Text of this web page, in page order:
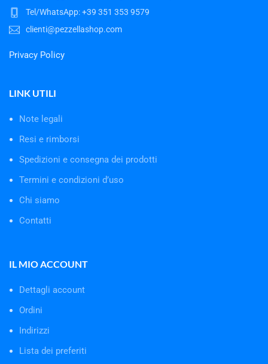
Tel/WhatsApp: +39 351 353 9579
clienti@pezzellashop.com
Privacy Policy
LINK UTILI
Note legali
Resi e rimborsi
Spedizioni e consegna dei prodotti
Termini e condizioni d’uso
Chi siamo
Contatti
IL MIO ACCOUNT
Dettagli account
Ordini
Indirizzi
Lista dei preferiti